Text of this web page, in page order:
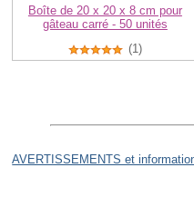
Boîte de 20 x 20 x 8 cm pour
gâteau carré - 50 unités
(1)
AVERTISSEMENTS et